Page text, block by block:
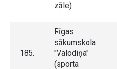
zāle)
185.
Rīgas
sākumskola
"Valodiņa"
(sporta